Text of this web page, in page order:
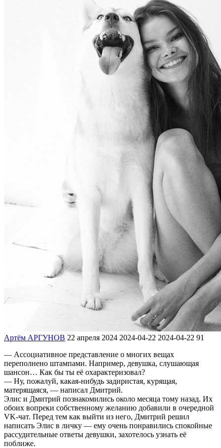
Артём АРГУНОВ 22 апреля 2024 2024-04-22 2024-04-22 91
— Ассоциативное представление о многих вещах
переполнено штампами. Например, девушка, слушающая
шансон… Как бы ты её охарактеризовал?
— Ну, пожалуй, какая-нибудь задиристая, курящая,
матерящаяся, — написал Дмитрий.
Элис и Дмитрий познакомились около месяца тому назад. Их
обоих вопреки собственному желанию добавили в очередной
VK-чат. Перед тем как выйти из него, Дмитрий решил
написать Элис в личку — ему очень понравились спокойные
рассудительные ответы девушки, захотелось узнать её
поближе.